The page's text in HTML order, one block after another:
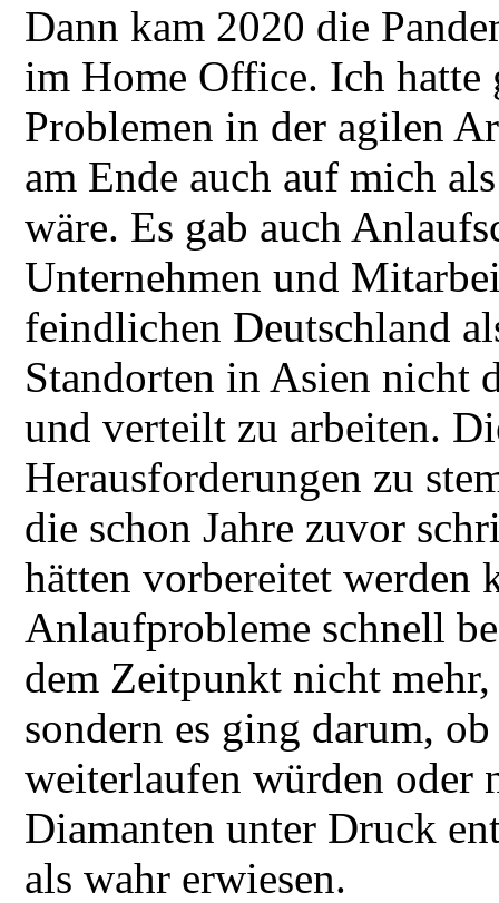
Dann kam 2020 die
im Home Office. Ich hatte
Problemen in der agilen
am Ende auch auf mich
wäre. Es gab auch
Unternehmen und
feindlichen Deutschland
Standorten in Asien nicht
und verteilt zu arbeiten.
Herausforderungen zu
die schon Jahre zuvor
hätten vorbereitet werden
Anlaufprobleme schnell
dem Zeitpunkt nicht
sondern es ging darum,
weiterlaufen würden oder
Diamanten unter Druck
als wahr erwiesen.